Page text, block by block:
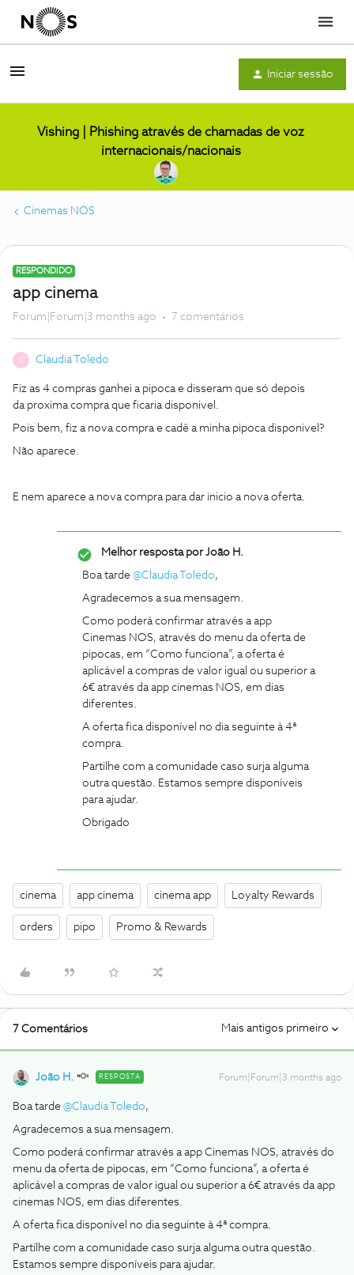
Menu
Iniciar sessão
Vishing | Phishing através de chamadas de voz
internacionais/nacionais
Cinemas NOS
RESPONDIDO
app cinema
Forum|Forum|3 months ago 7 comentários
C Claudia Toledo
Fiz as 4 compras ganhei a pipoca e disseram que só depois
da proxima compra que ficaria disponivel.
Pois bem, fiz a nova compra e cadê a minha pipoca disponivel?
Não aparece.
E nem aparece a nova compra para dar inicio a nova oferta.
Melhor resposta porJoão H.
Boa tarde ​ @Claudia Toledo,
Agradecemos a sua mensagem.
Como poderá confirmar através a app
Cinemas NOS, através do menu da oferta de
pipocas, em “Como funciona”, a oferta é
aplicável a compras de valor igual ou superior a
6€ através da app cinemas NOS, em dias
diferentes.
A oferta fica disponível no dia seguinte à 4ª
compra.
Partilhe com a comunidade caso surja alguma
outra questão. Estamos sempre disponíveis
para ajudar.
Obrigado
cinema app cinema cinema app Loyalty Rewards
orders pipo Promo & Rewards
7 Comentários Mais antigos primeiro
João H. RESPOSTA Forum|Forum|3 months ago
Boa tarde ​ @Claudia Toledo,
Agradecemos a sua mensagem.
Como poderá confirmar através a app Cinemas NOS, através do
menu da oferta de pipocas, em “Como funciona”, a oferta é
aplicável a compras de valor igual ou superior a 6€ através da app
cinemas NOS, em dias diferentes.
A oferta fica disponível no dia seguinte à 4ª compra.
Partilhe com a comunidade caso surja alguma outra questão.
Estamos sempre disponíveis para ajudar.